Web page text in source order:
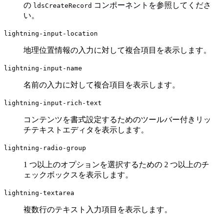
の ldsCreateRecord コンポーネントを参照してくださ
い。
lightning-input-location
地理位置情報の入力に対して複合項目を表示します。
lightning-input-name
名前の入力に対して複合項目を表示します。
lightning-input-rich-text
コンテンツを書式設定するためのツールバー付きリッ
チテキストエディタを表示します。
lightning-radio-group
1 つ以上のオプションを選択するための 2 つ以上のチ
ェックボックスを表示します。
lightning-textarea
複数行のテキスト入力項目を表示します。